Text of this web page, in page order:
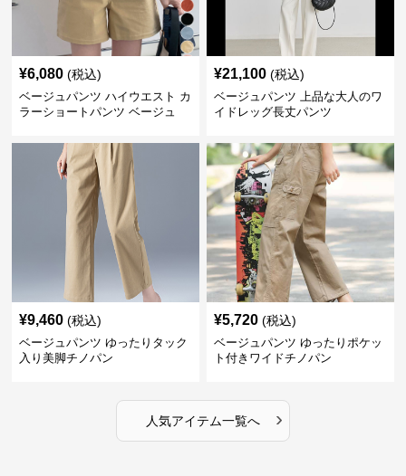
¥6,080 (税込)
ベージュパンツ ハイウエスト カ
ラーショートパンツ ベージュ
¥21,100 (税込)
ベージュパンツ 上品な大人のワ
イドレッグ長丈パンツ
¥9,460 (税込)
ベージュパンツ ゆったりタック
入り美脚チノパン
¥5,720 (税込)
ベージュパンツ ゆったりポケッ
ト付きワイドチノパン
人気アイテム一覧へ ›